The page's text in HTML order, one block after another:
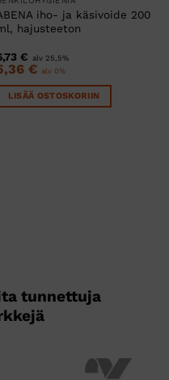
iho- ja käsivoide 200
hajusteeton
€ alv 25,5%
€ alv 0%
LISÄÄ OSTOSKORIIN
tunnettuja